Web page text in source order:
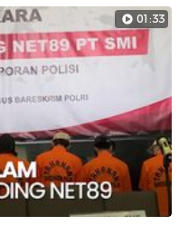
01:33